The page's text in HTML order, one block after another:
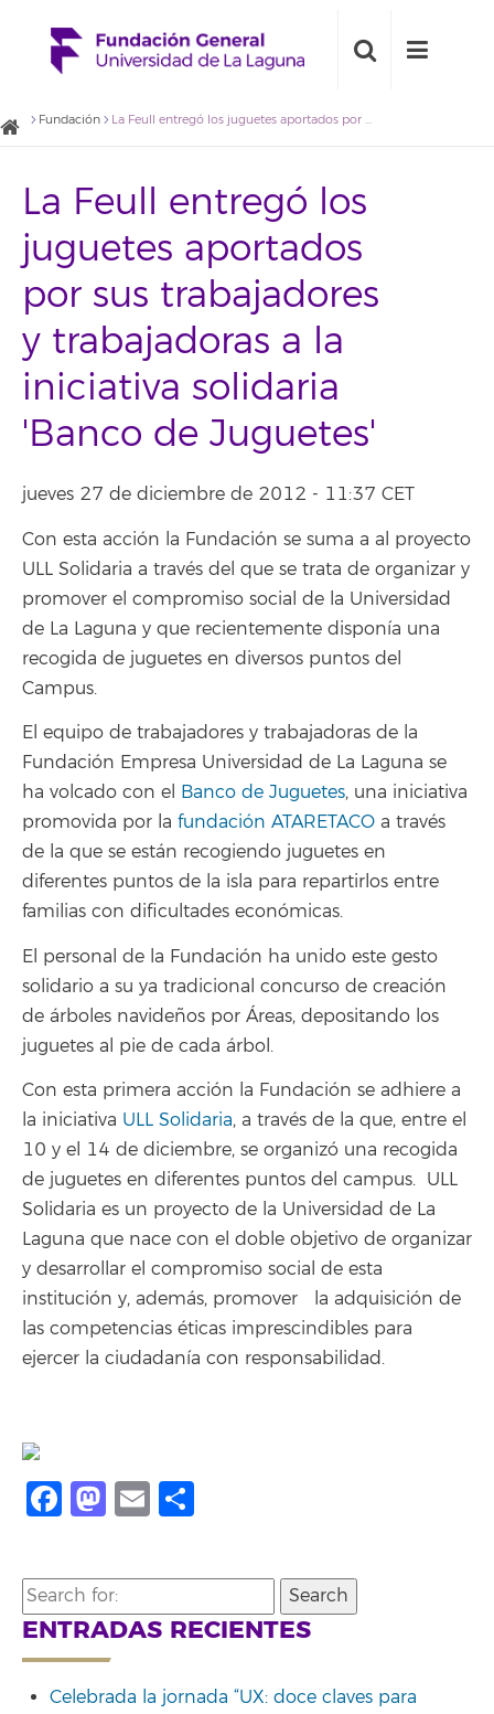
Fundación La Feull entregó los juguetes aportados por sus trabajadores y trabajadoras a la iniciativa solidaria 'Banco de Juguetes'
La Feull entregó los
juguetes aportados
por sus trabajadores
y trabajadoras a la
iniciativa solidaria
'Banco de Juguetes'
jueves 27 de diciembre de 2012 - 11:37 CET
Con esta acción la Fundación se suma a al proyecto
ULL Solidaria a través del que se trata de organizar y
promover el compromiso social de la Universidad
de La Laguna y que recientemente disponía una
recogida de juguetes en diversos puntos del
Campus.
El equipo de trabajadores y trabajadoras de la
Fundación Empresa Universidad de La Laguna se
ha volcado con el Banco de Juguetes, una iniciativa
promovida por la fundación ATARETACO a través
de la que se están recogiendo juguetes en
diferentes puntos de la isla para repartirlos entre
familias con dificultades económicas.
El personal de la Fundación ha unido este gesto
solidario a su ya tradicional concurso de creación
de árboles navideños por Áreas, depositando los
juguetes al pie de cada árbol.
Con esta primera acción la Fundación se adhiere a
la iniciativa ULL Solidaria, a través de la que, entre el
10 y el 14 de diciembre, se organizó una recogida
de juguetes en diferentes puntos del campus. ULL
Solidaria es un proyecto de la Universidad de La
Laguna que nace con el doble objetivo de organizar
y desarrollar el compromiso social de esta
institución y, además, promover la adquisición de
las competencias éticas imprescindibles para
ejercer la ciudadanía con responsabilidad.
Facebook
Mastodon
Email
Search
for:
ENTRADAS RECIENTES
Celebrada la jornada “UX: doce claves para